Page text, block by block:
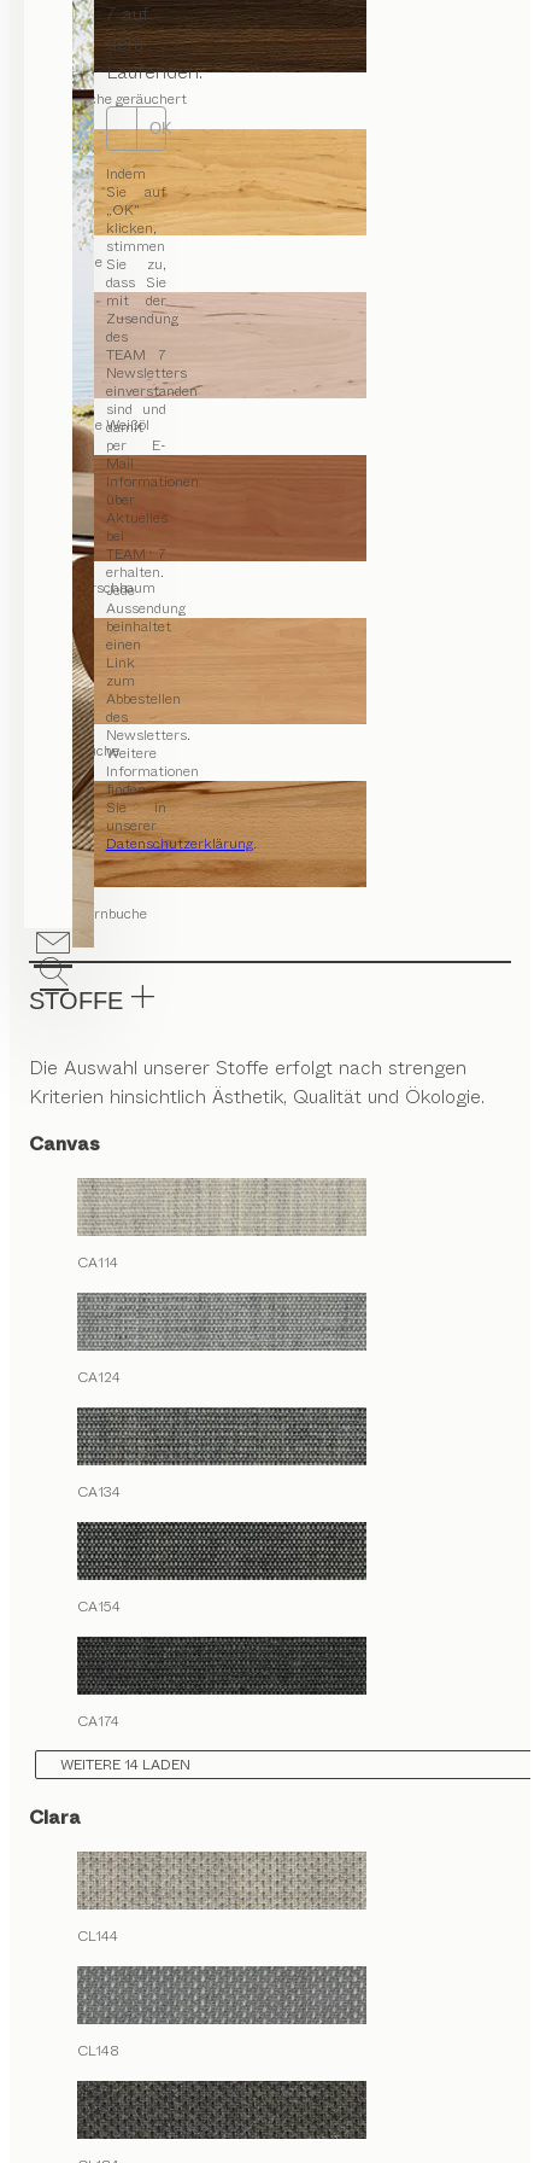
7 auf
dem
Laufenden.
OK
Indem
Sie auf
„OK“
klicken,
stimmen
Sie zu,
dass Sie
mit der
Zusendung
des
TEAM 7
Newsletters
einverstanden
sind und
damit
per E-
Mail
Informationen
über
Aktuelles
bei
TEAM 7
erhalten.
Jede
Aussendung
beinhaltet
einen
Link
zum
Abbestellen
des
Newsletters.
Weitere
Informationen
finden
Sie in
unserer
Datenschutzerklärung.
Eiche geräuchert
Erle
Erle Weißöl
Kirschbaum
Buche
Kernbuche
STOFFE
Die Auswahl unserer Stoffe erfolgt nach strengen
Kriterien hinsichtlich Ästhetik, Qualität und Ökologie.
Canvas
CA114
CA124
CA134
CA154
CA174
WEITERE 14 LADEN
Clara
CL144
CL148